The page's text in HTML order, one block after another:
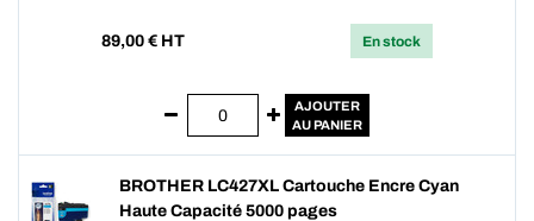
89,00 € HT En stock
AJOUTER
AU PANIER
BROTHER LC427XL Cartouche Encre Cyan
Haute Capacité 5000 pages